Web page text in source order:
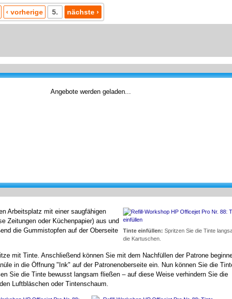
‹ vorherige 5. nächste ›
Angebote werden geladen...
Tinte einfüllen: Spritzen Sie die Tinte
die Kartuschen.
Arbeitsplatz mit einer saugfähigen
Zeitungen oder Küchenpapier) aus und
die Gummistopfen auf der Oberseite
mit Tinte. Anschließend können Sie mit dem Nachfüllen der Patrone
in die Öffnung "Ink" auf der Patronenoberseite ein. Nun können Sie die
Sie die Tinte bewusst langsam fließen – auf diese Weise verhindern Sie die
Luftbläschen oder Tintenschaum.